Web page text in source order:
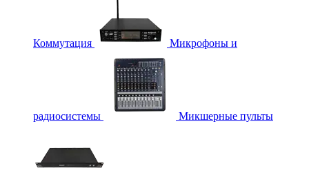
Коммутация Микрофоны и
радиосистемы Микшерные пульты